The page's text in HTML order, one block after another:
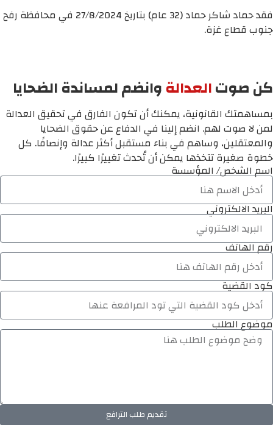
فقد حماد شاكر حماد (32 عام) بتاريخ 27/8/2024 في محافظة رفح
جنوب قطاع غزة.
كن صوتالعدالةوانضم لمساندة الضحايا
بمساهمتك القانونية، يمكنك أن تكون الفارق في تحقيق العدالة
لمن لا صوت لهم. انضم إلينا في الدفاع عن حقوق الضحايا
والمعتقلين، وساهم في بناء مستقبل أكثر عدالة وإنصافًا. كل
خطوة صغيرة تتخذها يمكن أن تُحدث تغييرًا كبيرًا.
اسم الشخص/ المؤسسة
البريد الالكتروني
رقم الهاتف
كود القضية
موضوع الطلب
تقديم طلب الترافع